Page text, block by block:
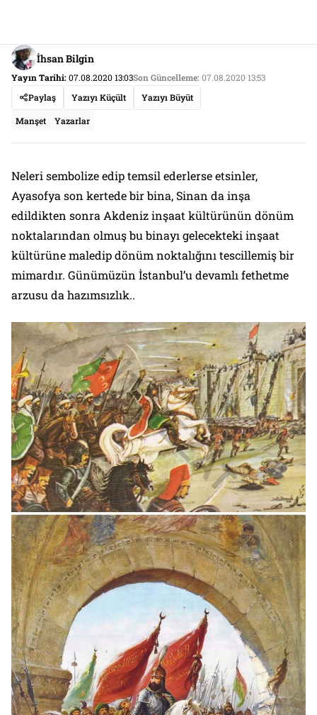
İhsan Bilgin
Yayın Tarihi:07.08.2020 13:03Son Güncelleme:07.08.2020 13:53
Paylaş
Yazıyı Küçült Yazıyı Büyüt
Manşet Yazarlar
Neleri sembolize edip temsil ederlerse etsinler,
Ayasofya son kertede bir bina, Sinan da inşa
edildikten sonra Akdeniz inşaat kültürünün dönüm
noktalarından olmuş bu binayı gelecekteki inşaat
kültürüne maledip dönüm noktalığını tescillemiş bir
mimardır. Günümüzün İstanbul’u devamlı fethetme
arzusu da hazımsızlık..